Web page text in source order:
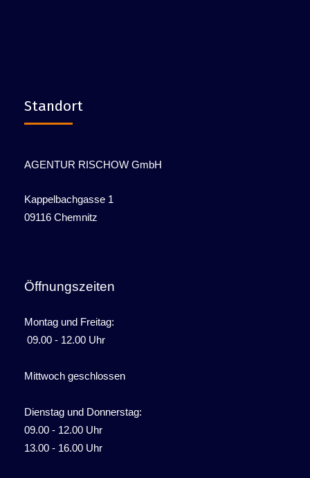
Standort
AGENTUR RISCHOW GmbH
Kappelbachgasse 1
09116 Chemnitz
Öffnungszeiten
Montag und Freitag:
09.00 - 12.00 Uhr
Mittwoch geschlossen
Dienstag und Donnerstag:
09.00 - 12.00 Uhr
13.00 - 16.00 Uhr